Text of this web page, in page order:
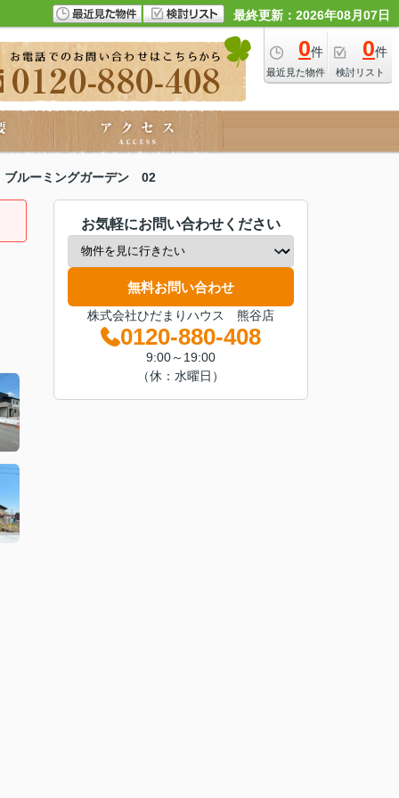
最終更新：2026年08月07日
0件
最近見た物件
0件
検討リスト
ルーミングガーデン 02
お気軽にお問い合わせください
無料お問い合わせ
株式会社ひだまりハウス 熊谷店
0120-880-408
9:00～19:00
（休：水曜日）